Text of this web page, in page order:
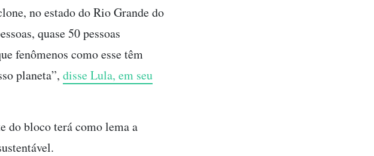
no estado do Rio Grande do
quase 50 pessoas
fenômenos como esse têm
planeta”, disse Lula, em seu
do bloco terá como lema a